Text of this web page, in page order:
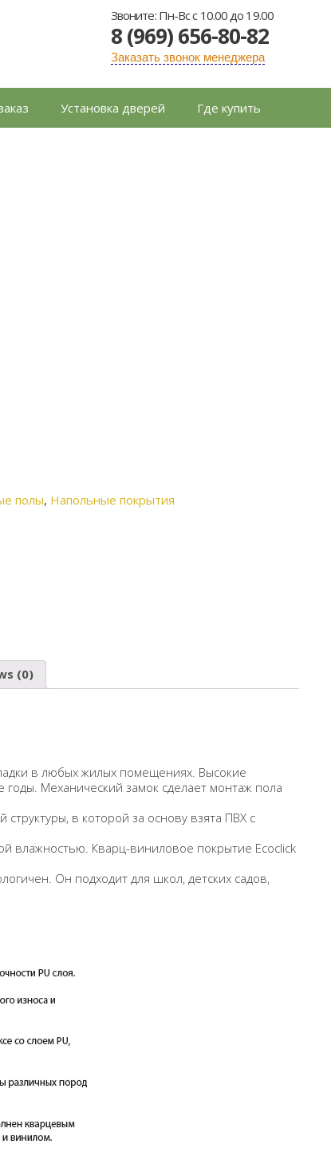
Звоните: Пн-Вс с 10.00 до 19.00
8 (969) 656-80-82
Заказать звонок менеджера
Установка дверей Где купить
полы, Напольные покрытия
(0)
в любых жилых помещениях. Высокие
Механический замок сделает монтаж пола
в которой за основу взята ПВХ с
влажностью. Кварц-виниловое покрытие Ecoclick
Он подходит для школ, детских садов,